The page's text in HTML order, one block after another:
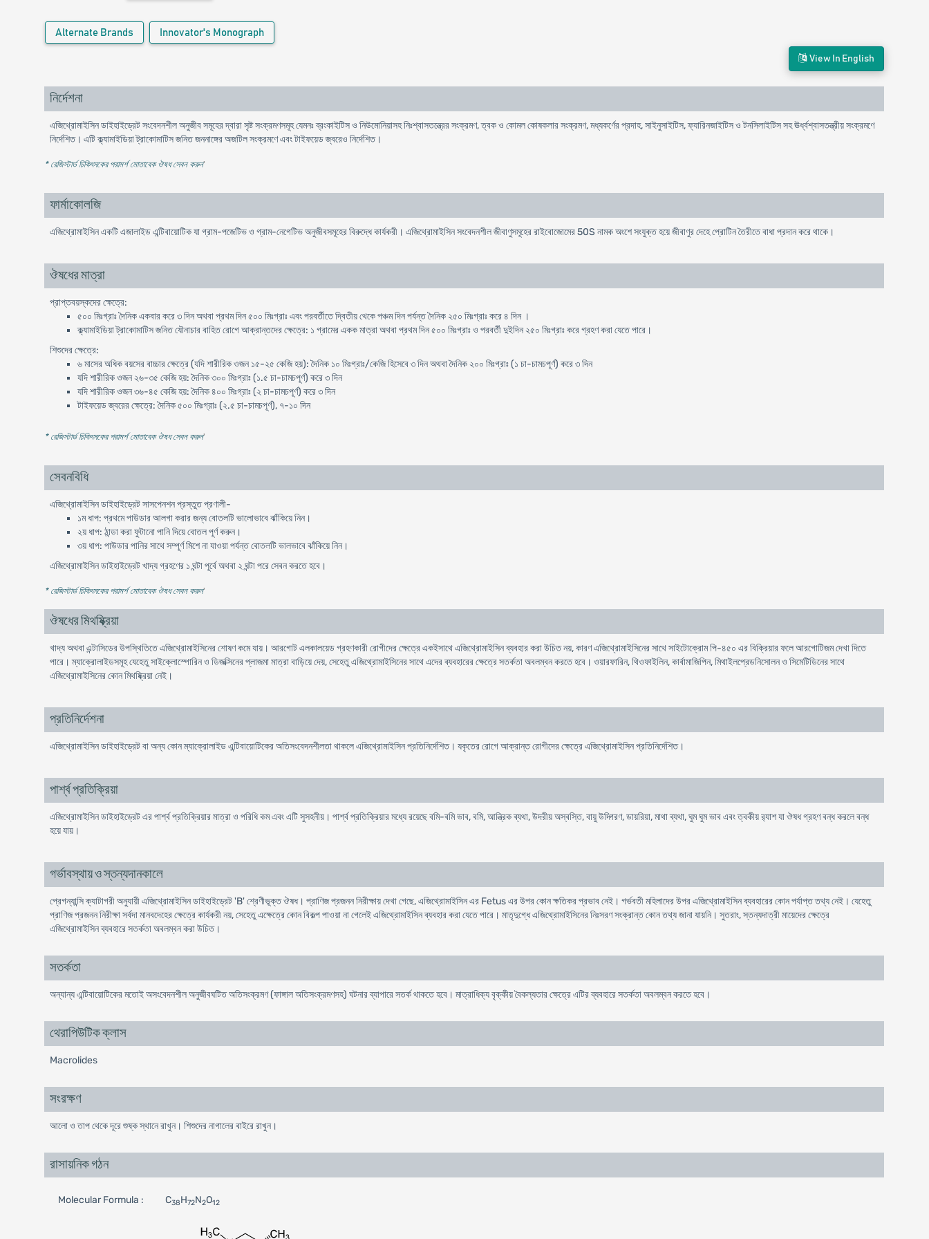
Alternate Brands Innovator's Monograph
View In English
নির্দেশনা
এজিথ্রোমাইসিন ডাইহাইড্রেট সংবেদনশীল অনুজীব সমূহের দ্বারা সৃষ্ট সংক্রমণসমূহ যেমনঃ ব্রংকাইটিস ও নিউমোনিয়াসহ নিঃশ্বাসতন্ত্রের সংক্রমণ, ত্বক ও কোমল কোষকলার সংক্রমণ, মধ্যকর্ণের প্রদাহ, সাইনুসাইটিস, ফ্যারিনজাইটিস ও টনসিলাইটিস সহ ঊর্ধ্বশ্বাসতন্ত্রীয় সংক্রমণে
নির্দেশিত। এটি ক্ল্যামাইডিয়া ট্রাকোমাটিস জনিত জননাঙ্গের অজটিল সংক্রমণে এবং টাইফয়েড জ্বরেও নির্দেশিত।
* রেজিস্টার্ড চিকিৎসকের পরামর্শ মোতাবেক ঔষধ সেবন করুন'
ফার্মাকোলজি
এজিথ্রোমাইসিন একটি এজালাইড এন্টিবায়োটিক যা গ্রাম-পজেটিভ ও গ্রাম-নেগেটিভ অনুজীবসমূহের বিরুদ্ধে কার্যকরী। এজিথ্রোমাইসিন সংবেদনশীল জীবাণুসমূহের রাইবোজোমের 50S নামক অংশে সংযুক্ত হয়ে জীবাণুর দেহে প্রোটিন তৈরীতে বাধা প্রদান করে থাকে।
ঔষধের মাত্রা
প্রাপ্তবয়স্কদের ক্ষেত্রে:
৫০০ মিঃগ্রাঃ দৈনিক একবার করে ৩ দিন অথবা প্রথম দিন ৫০০ মিঃগ্রাঃ এবং পরবর্তীতে দ্বিতীয় থেকে পঞ্চম দিন পর্যন্ত দৈনিক ২৫০ মিঃগ্রাঃ করে ৪ দিন ।
ক্ল্যামাইডিয়া ট্রাকোমাটিস জনিত যৌনাচার বাহিত রোগে আক্রান্তদের ক্ষেত্রে: ১ গ্রামের একক মাত্রা অথবা প্রথম দিন ৫০০ মিঃগ্রাঃ ও পরবর্তী দুইদিন ২৫০ মিঃগ্রাঃ করে গ্রহণ করা যেতে পারে।
শিশুদের ক্ষেত্রে:
৬ মাসের অধিক বয়সের বাচ্চার ক্ষেত্রে (যদি শারীরিক ওজন ১৫-২৫ কেজি হয়): দৈনিক ১০ মিঃগ্রাঃ/কেজি হিসেবে ৩ দিন অথবা দৈনিক ২০০ মিঃগ্রাঃ (১ চা-চামচপূর্ণ) করে ৩ দিন
যদি শারীরিক ওজন ২৬-৩৫ কেজি হয়: দৈনিক ৩০০ মিঃগ্রাঃ (১.৫ চা-চামচপূর্ণ) করে ৩ দিন
যদি শারীরিক ওজন ৩৬-৪৫ কেজি হয়: দৈনিক ৪০০ মিঃগ্রাঃ (২ চা-চামচপূর্ণ) করে ৩ দিন
টাইফয়েড জ্বরের ক্ষেত্রে: দৈনিক ৫০০ মিঃগ্রাঃ (২.৫ চা-চামচপূর্ণ), ৭-১০ দিন
* রেজিস্টার্ড চিকিৎসকের পরামর্শ মোতাবেক ঔষধ সেবন করুন'
সেবনবিধি
এজিথ্রোমাইসিন ডাইহাইড্রেট সাসপেনশন প্রস্তুত প্রণালী-
১ম ধাপ: প্রথমে পাউডার আলগা করার জন্য বোতলটি ভালোভাবে ঝাঁকিয়ে নিন।
২য় ধাপ: ঠান্ডা করা ফুটানো পানি দিয়ে বোতল পূর্ণ করুন।
৩য় ধাপ: পাউডার পানির সাথে সম্পূর্ণ মিশে না যাওয়া পর্যন্ত বোতলটি ভালভাবে ঝাঁকিয়ে নিন।
এজিথ্রোমাইসিন ডাইহাইড্রেট খাদ্য গ্রহণের ১ ঘন্টা পূর্বে অথবা ২ ঘন্টা পরে সেবন করতে হবে।
* রেজিস্টার্ড চিকিৎসকের পরামর্শ মোতাবেক ঔষধ সেবন করুন'
ঔষধের মিথষ্ক্রিয়া
খাদ্য অথবা এন্টাসিডের উপস্থিতিতে এজিথ্রোমাইসিনের শোষণ কমে যায়। আরগোট এলকালয়েড গ্রহণকারী রোগীদের ক্ষেত্রে একইসাথে এজিথ্রোমাইসিন ব্যবহার করা উচিত নয়, কারণ এজিথ্রোমাইসিনের সাথে সাইটোক্রোম পি-৪৫০ এর বিক্রিয়ার ফলে আরগোটিজম দেখা দিতে
পারে। ম্যাক্রোলাইডসমূহ যেহেতু সাইক্লোস্পোরিন ও ডিজক্সিনের প্লাজমা মাত্রা বাড়িয়ে দেয়, সেহেতু এজিথ্রোমাইসিনের সাথে এদের ব্যবহারের ক্ষেত্রে সতর্কতা অবলম্বন করতে হবে। ওয়ারফারিন, থিওফাইলিন, কার্বামাজিপিন, মিথাইলপ্রেডনিসোলন ও সিমেটিডিনের সাথে
এজিথ্রোমাইসিনের কোন মিথষ্ক্রিয়া নেই।
প্রতিনির্দেশনা
এজিথ্রোমাইসিন ডাইহাইড্রেট বা অন্য কোন ম্যাক্রোলাইড এন্টিবায়োটিকের অতিসংবেদনশীলতা থাকলে এজিথ্রোমাইসিন প্রতিনির্দেশিত। যকৃতের রোগে আক্রান্ত রোগীদের ক্ষেত্রে এজিথ্রোমাইসিন প্রতিনির্দেশিত।
পার্শ্ব প্রতিক্রিয়া
এজিথ্রোমাইসিন ডাইহাইড্রেট এর পার্শ্ব প্রতিক্রিয়ার মাত্রা ও পরিধি কম এবং এটি সুসহনীয়। পার্শ্ব প্রতিক্রিয়ার মধ্যে রয়েছে বমি-বমি ভাব, বমি, আন্ত্রিক ব্যথা, উদরীয় অস্বস্তি, বায়ু উদ্গিরণ, ডায়রিয়া, মাথা ব্যথা, ঘুম ঘুম ভাব এবং ত্বকীয় র‌্যাশ যা ঔষধ গ্রহণ বন্ধ করলে বন্ধ
হয়ে যায়।
গর্ভাবস্থায় ও স্তন্যদানকালে
প্রেগন্যান্সি ক্যাটাগরী অনুযায়ী এজিথ্রোমাইসিন ডাইহাইড্রেট 'B' শ্রেণীভূক্ত ঔষধ। প্রাণিজ প্রজনন নিরীক্ষায় দেখা গেছে, এজিথ্রোমাইসিন এর Fetus এর উপর কোন ক্ষতিকর প্রভাব নেই। গর্ভবতী মহিলাদের উপর এজিথ্রোমাইসিন ব্যবহারের কোন পর্যাপ্ত তথ্য নেই। যেহেতু
প্রাণিজ প্রজনন নিরীক্ষা সর্বদা মানবদেহের ক্ষেত্রে কার্যকরী নয়, সেহেতু এক্ষেত্রে কোন বিকল্প পাওয়া না গেলেই এজিথ্রোমাইসিন ব্যবহার করা যেতে পারে। মাতৃদুগ্ধে এজিথ্রোমাইসিনের নিঃসরণ সংক্রান্ত কোন তথ্য জানা যায়নি। সুতরাং, স্তন্যদাত্রী মায়েদের ক্ষেত্রে
এজিথ্রোমাইসিন ব্যবহারে সতর্কতা অবলম্বন করা উচিত।
সতর্কতা
অন্যান্য এন্টিবায়োটিকের মতোই অসংবেদনশীল অনুজীবঘটিত অতিসংক্রমণ (ফাঙ্গাল অতিসংক্রমণসহ) ঘটনার ব্যাপারে সতর্ক থাকতে হবে। মাত্রাধিক্য বৃক্কীয় বৈকল্যতার ক্ষেত্রে এটির ব্যবহারে সতর্কতা অবলম্বন করতে হবে।
থেরাপিউটিক ক্লাস
Macrolides
সংরক্ষণ
আলো ও তাপ থেকে দূরে শুষ্ক স্থানে রাখুন। শিশুদের নাগালের বাইরে রাখুন।
রাসায়নিক গঠন
Molecular Formula : C38H72N2O12